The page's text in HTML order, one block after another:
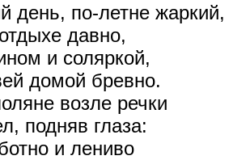
день, по-летне жаркий,
давно,
и соляркой,
домой бревно.
возле речки
подняв глаза:
и лениво